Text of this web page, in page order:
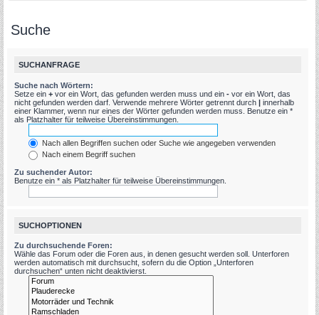
Suche
SUCHANFRAGE
Suche nach Wörtern:
Setze ein + vor ein Wort, das gefunden werden muss und ein - vor ein Wort, das
nicht gefunden werden darf. Verwende mehrere Wörter getrennt durch | innerhalb
einer Klammer, wenn nur eines der Wörter gefunden werden muss. Benutze ein *
als Platzhalter für teilweise Übereinstimmungen.
Nach allen Begriffen suchen oder Suche wie angegeben verwenden
Nach einem Begriff suchen
Zu suchender Autor:
Benutze ein * als Platzhalter für teilweise Übereinstimmungen.
SUCHOPTIONEN
Zu durchsuchende Foren:
Wähle das Forum oder die Foren aus, in denen gesucht werden soll. Unterforen
werden automatisch mit durchsucht, sofern du die Option „Unterforen
durchsuchen“ unten nicht deaktivierst.